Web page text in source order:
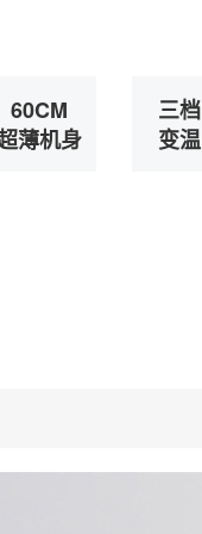
60CM
薄机身
三档
变温